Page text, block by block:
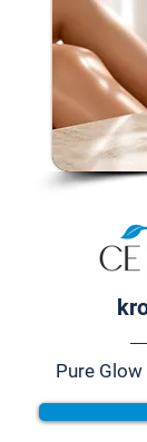
Pure